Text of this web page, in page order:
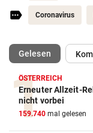
Coronavirus
Gelesen
ÖSTERREICH
Erneuter Allzeit-
nicht vorbei
159.740 mal gelesen